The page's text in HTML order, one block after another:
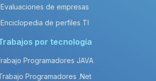
Evaluaciones de empresas
Enciclopedia de perfiles TI
por tecnología
Programadores JAVA
Programadores .Net